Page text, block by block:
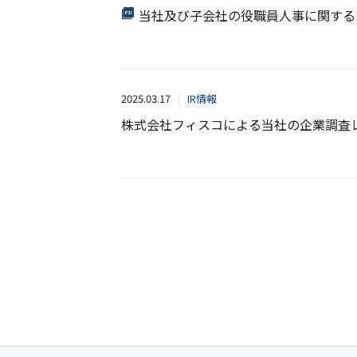
当社及び子会社の役職員人事に関す
2025.03.17 IR情報
株式会社フィスコによる当社の企業調